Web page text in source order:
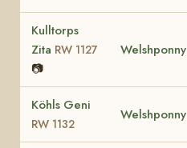
Kulltorps
Zita RW 1127
📷
Welshponny
Köhls Geni
RW 1132
Welshponny